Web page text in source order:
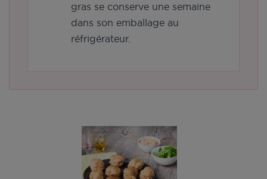
gras se conserve une semaine
dans son emballage au
réfrigérateur.